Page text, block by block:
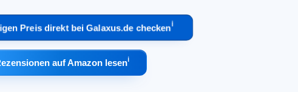
Preis direkt bei Galaxus.de checkenℹ︎
auf Amazon lesenℹ︎